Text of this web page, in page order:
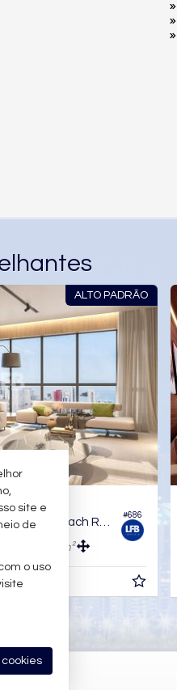
CAMBORIÚ -
Edifício Puerto Velero
148,
00
site e
de
o uso